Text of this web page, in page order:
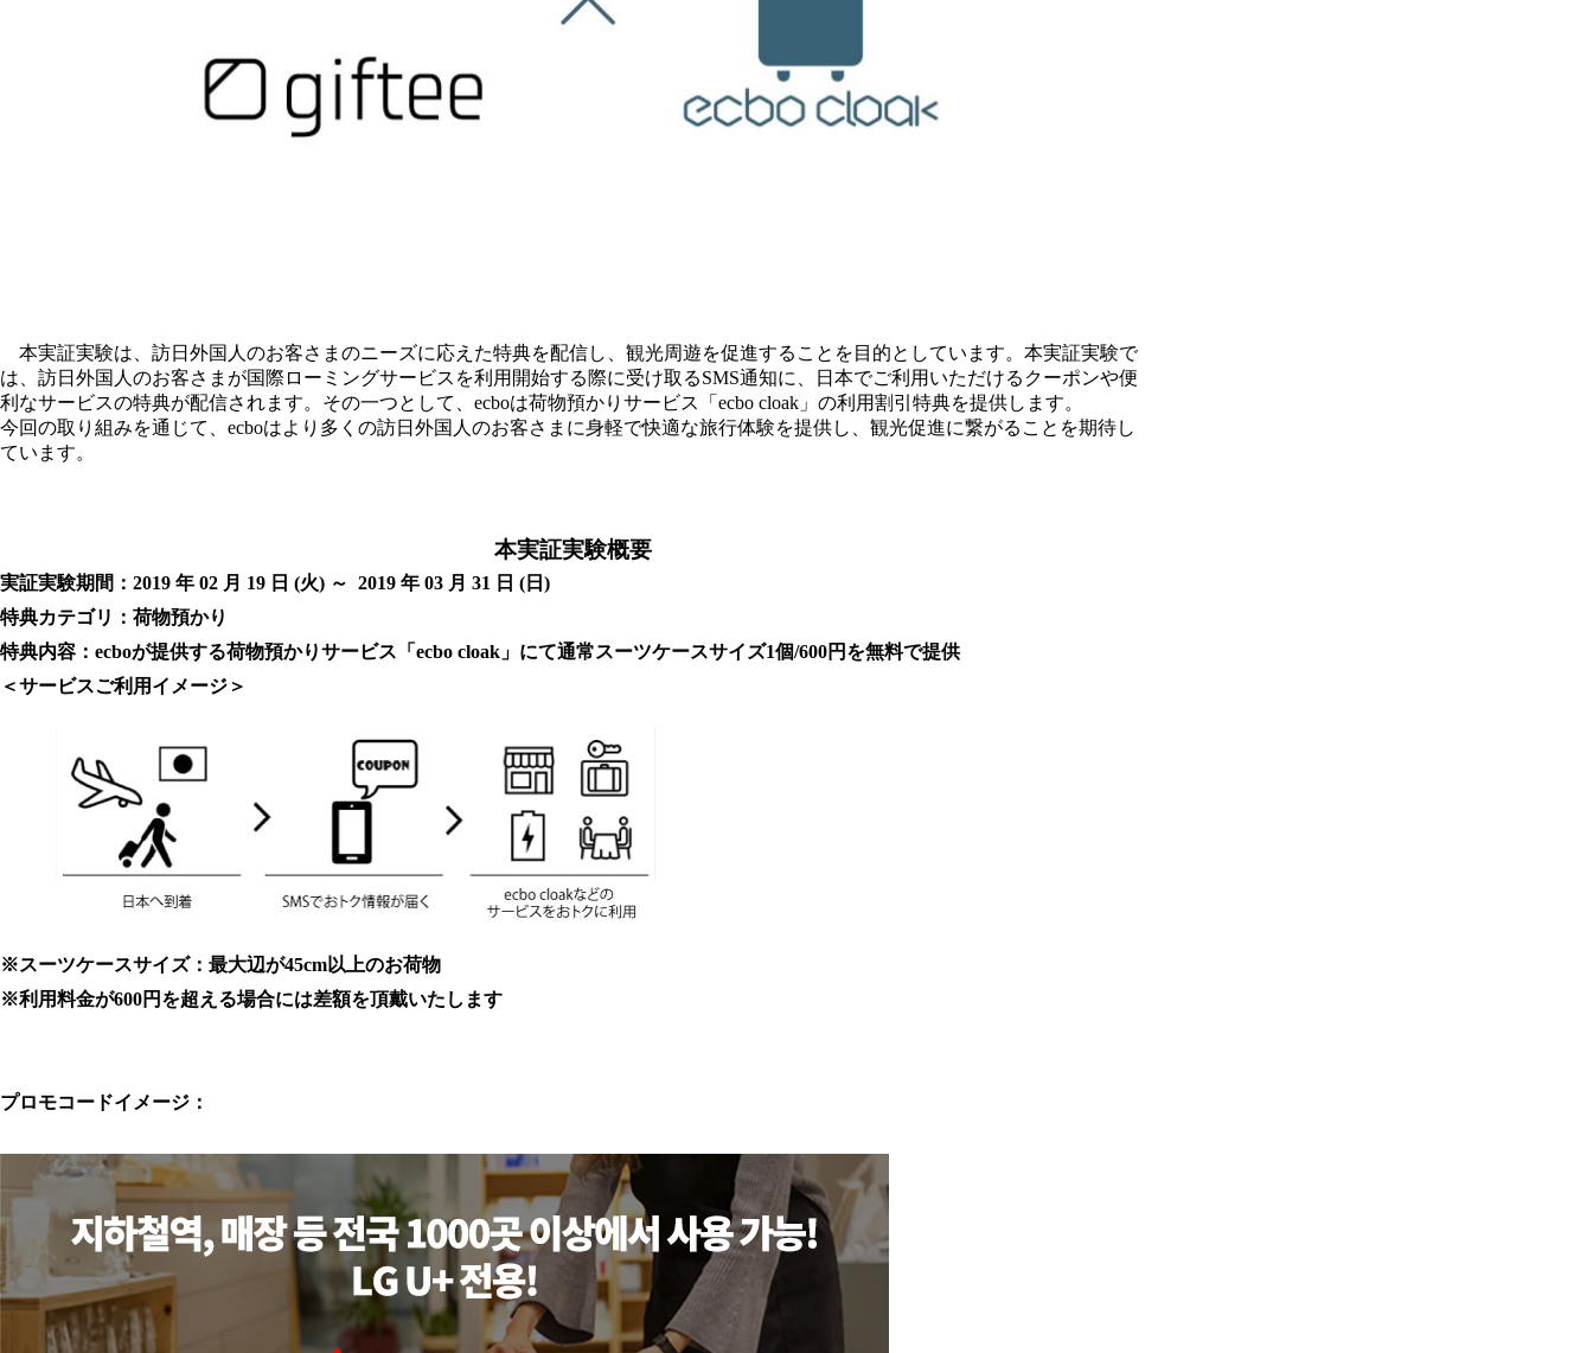
本実証実験は、訪日外国人のお客さまのニーズに応えた特典を配信し、観光周遊を促進することを目的としています。本実証実験で
は、訪日外国人のお客さまが国際ローミングサービスを利用開始する際に受け取るSMS通知に、日本でご利用いただけるクーポンや便
利なサービスの特典が配信されます。その一つとして、ecboは荷物預かりサービス「ecbo cloak」の利用割引特典を提供します。
今回の取り組みを通じて、ecboはより多くの訪日外国人のお客さまに身軽で快適な旅行体験を提供し、観光促進に繋がることを期待し
ています。
本実証実験概要
実証実験期間 ： 2019 年 02 月 19 日 (火) ～ 2019 年 03 月 31 日 (日)
特典カテゴリ：荷物預かり
特典内容：ecboが提供する荷物預かりサービス「ecbo cloak」にて通常スーツケースサイズ1個/600円を無料で提供
＜サービスご利用イメージ＞
※スーツケースサイズ：最大辺が45cm以上のお荷物
※利用料金が600円を超える場合には差額を頂戴いたします
プロモコードイメージ：